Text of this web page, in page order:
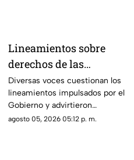
Lineamientos sobre
derechos de las
audiencias son
CENSURA disfrazada
Diversas voces cuestionan los
lineamientos impulsados por el
Gobierno y advirtieron
posibles riesgos para los
agosto 05, 2026 05:12 p. m.